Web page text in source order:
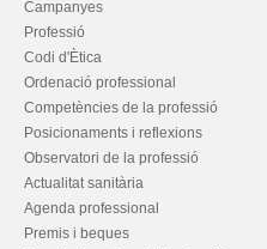
Campanyes
Professió
Codi d'Ètica
Ordenació professional
Competències de la professió
Posicionaments i reflexions
Observatori de la professió
Actualitat sanitària
Agenda professional
Premis i beques